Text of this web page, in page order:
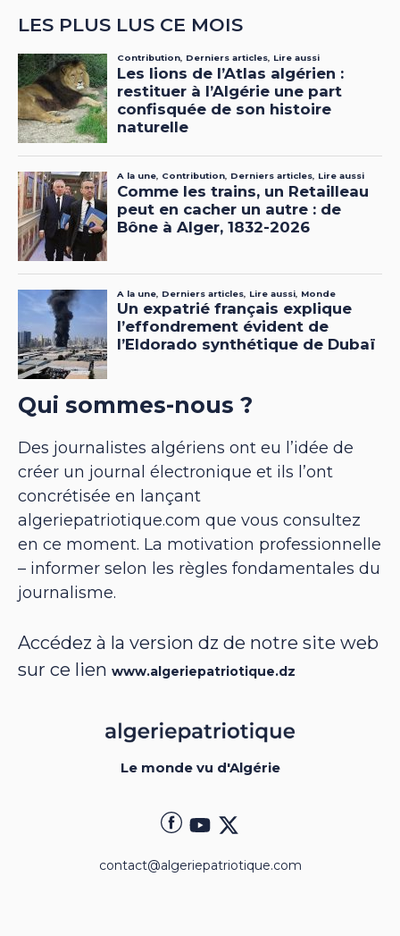
LES PLUS LUS CE MOIS
Qui sommes-nous ?
Des journalistes algériens ont eu l’idée de
créer un journal électronique et ils l’ont
concrétisée en lançant
algeriepatriotique.com que vous consultez
en ce moment. La motivation professionnelle
– informer selon les règles fondamentales du
journalisme.
Accédez à la version dz de notre site web
sur ce lien www.algeriepatriotique.dz
Le monde vu d'Algérie
contact@algeriepatriotique.com